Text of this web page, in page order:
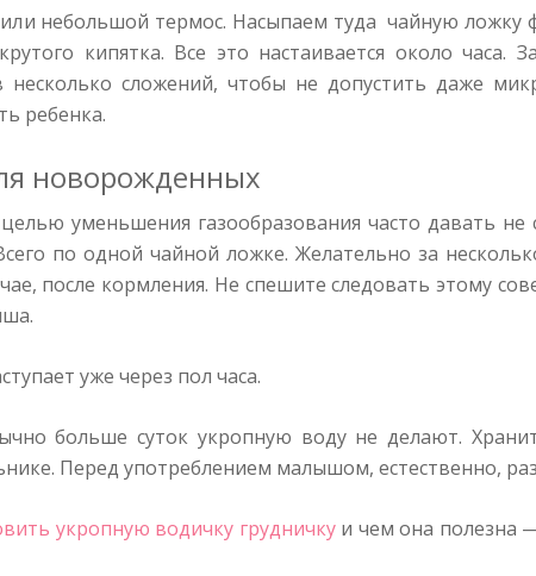
небольшой термос. Насыпаем туда чайную ложку
кипятка. Все это настаивается около часа.
сложений, чтобы не допустить даже
ребенка.
новорожденных
уменьшения газообразования часто давать не
по одной чайной ложке. Желательно за
после кормления. Не спешите следовать этому
уже через пол часа.
больше суток укропную воду не делают.
Перед употреблением малышом, естественно,
укропную водичку грудничкуи чем она полезна